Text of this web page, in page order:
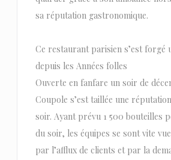
sa réputation gastronomique.
Ce restaurant parisien s’est forgé
depuis les Années folles
Ouverte en fanfare un soir de
Coupole s’est taillée une
soir. Ayant prévu 1 500 bouteilles
du soir, les équipes se sont vite
par l’afflux de clients et par la